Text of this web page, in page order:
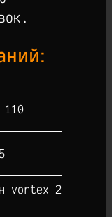
vortex 2-